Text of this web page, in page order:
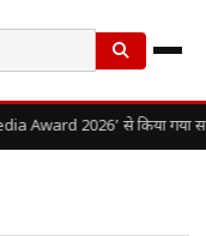
Award 2026’ से किया गया